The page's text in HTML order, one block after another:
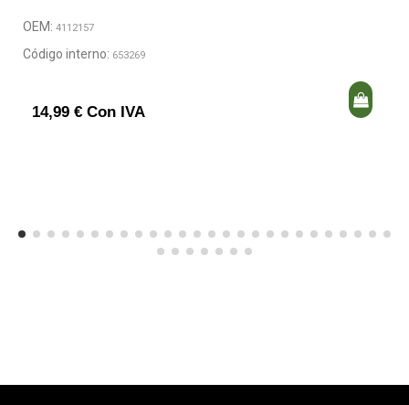
OEM: 4112157
Código interno: 653269
14,99 € Con IVA